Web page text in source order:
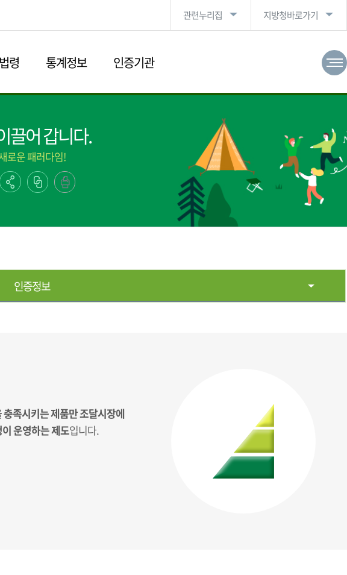
관련누리집 지방청바로가기
령 통계정보 인증기관
끌어 갑니다.
로운 패러다임!
인증정보
족시키는 제품만 조달시장에
운영하는 제도입니다.